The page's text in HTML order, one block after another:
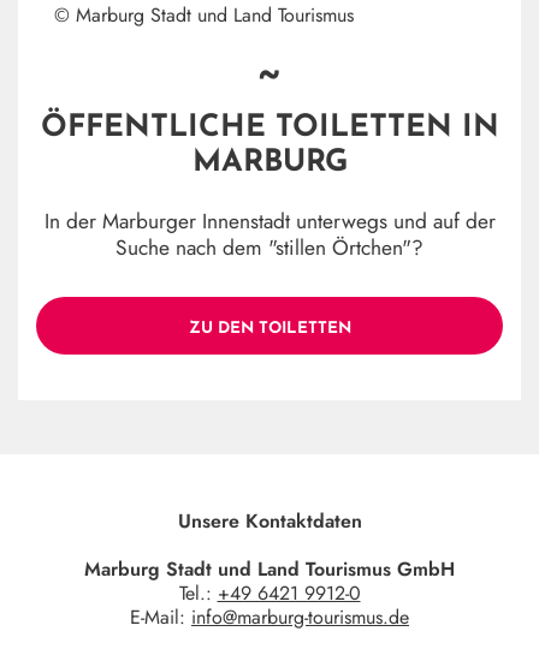
© Marburg Stadt und Land Tourismus
~
ÖFFENTLICHE TOILETTEN IN
MARBURG
In der Marburger Innenstadt unterwegs und auf der
Suche nach dem "stillen Örtchen"?
ZU DEN TOILETTEN
Unsere Kontaktdaten
Marburg Stadt und Land Tourismus GmbH
Tel.: +49 6421 9912-0
E-Mail: info@marburg-tourismus.de